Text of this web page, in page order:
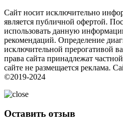
Сайт носит исключительно
является публичной офертой.
использовать данную
рекомендаций. Определение
исключительной прерогативой
права сайта принадлежат
сайте не размещается реклама.
©2019-2024
Оставить отзыв